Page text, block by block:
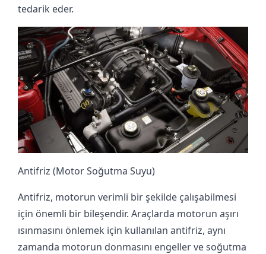
tedarik eder.
Antifriz (Motor Soğutma Suyu)
Antifriz, motorun verimli bir şekilde çalışabilmesi
için önemli bir bileşendir. Araçlarda motorun aşırı
ısınmasını önlemek için kullanılan antifriz, aynı
zamanda motorun donmasını engeller ve soğutma